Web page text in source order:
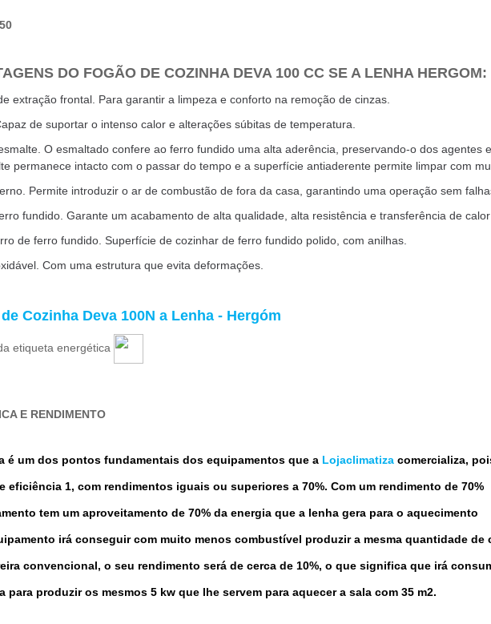
DO FOGÃO DE COZINHA DEVA 100 CC SE A LENHA HERGOM:
extração frontal. Para garantir a limpeza e conforto na remoção de cinzas.
de suportar o intenso calor e alterações súbitas de temperatura.
O esmaltado confere ao ferro fundido uma alta aderência, preservando-o dos agentes
permanece intacto com o passar do tempo e a superfície antiaderente permite limpar com
Permite introduzir o ar de combustão de fora da casa, garantindo uma operação sem
fundido. Garante um acabamento de alta qualidade, alta resistência e transferência de calor
de ferro fundido. Superfície de cozinhar de ferro fundido polido, com anilhas.
Com uma estrutura que evita deformações.
Cozinha Deva 100N a Lenha - Hergóm
etiqueta energética
E RENDIMENTO
é um dos pontos fundamentais dos equipamentos que a Lojaclimatiza comercializa,
eficiência 1, com rendimentos iguais ou superiores a 70%. Com um rendimento de 70%
tem um aproveitamento de 70% da energia que a lenha gera para o aquecimento
irá conseguir com muito menos combustível produzir a mesma quantidade de
convencional, o seu rendimento será de cerca de 10%, o que significa que irá
para produzir os mesmos 5 kw que lhe servem para aquecer a sala com 35 m2.